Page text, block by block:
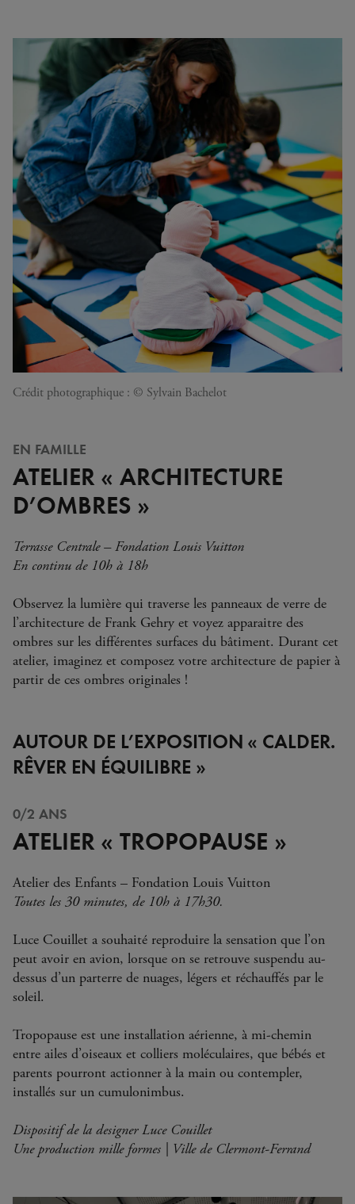
Crédit photographique : © Sylvain Bachelot
EN FAMILLE
ATELIER « ARCHITECTURE
D’OMBRES »
Terrasse Centrale – Fondation Louis Vuitton
En continu de 10h à 18h
Observez la lumière qui traverse les panneaux de verre de
l’architecture de Frank Gehry et voyez apparaitre des
ombres sur les différentes surfaces du bâtiment. Durant cet
atelier, imaginez et composez votre architecture de papier à
partir de ces ombres originales !
AUTOUR DE L’EXPOSITION « CALDER.
RÊVER EN ÉQUILIBRE »
0/2 ANS
ATELIER « TROPOPAUSE »
Atelier des Enfants – Fondation Louis Vuitton
Toutes les 30 minutes, de 10h à 17h30.
Luce Couillet a souhaité reproduire la sensation que l’on
peut avoir en avion, lorsque on se retrouve suspendu au-
dessus d’un parterre de nuages, légers et réchauffés par le
soleil.
Tropopause est une installation aérienne, à mi-chemin
entre ailes d’oiseaux et colliers moléculaires, que bébés et
parents pourront actionner à la main ou contempler,
installés sur un cumulonimbus.
Dispositif de la designer Luce Couillet
Une production mille formes | Ville de Clermont-Ferrand